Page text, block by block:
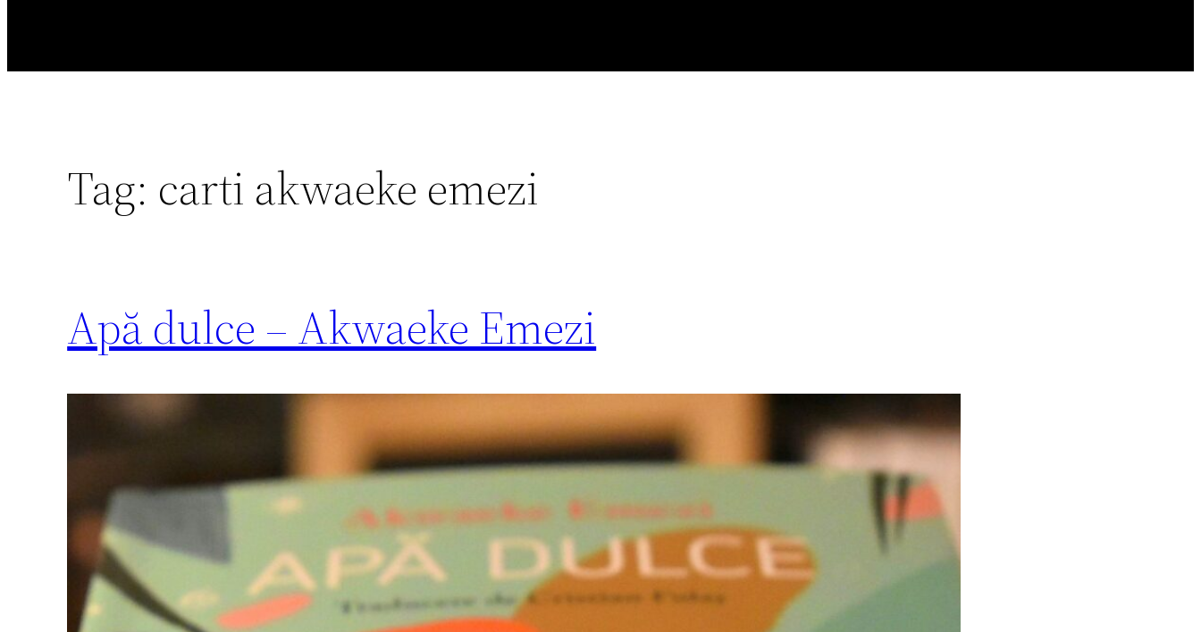
Tag: carti akwaeke emezi
Apă dulce – Akwaeke Emezi